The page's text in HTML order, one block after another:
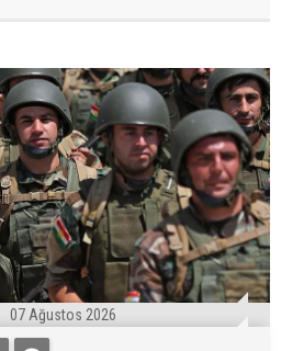
07 Ağustos 2026